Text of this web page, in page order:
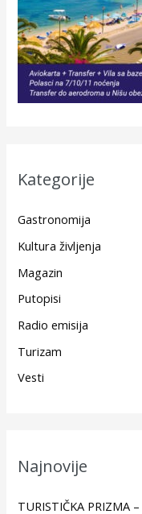
Kategorije
Gastronomija
Kultura življenja
Magazin
Putopisi
Radio emisija
Turizam
Vesti
Najnovije
TURISTIČKA PRIZMA